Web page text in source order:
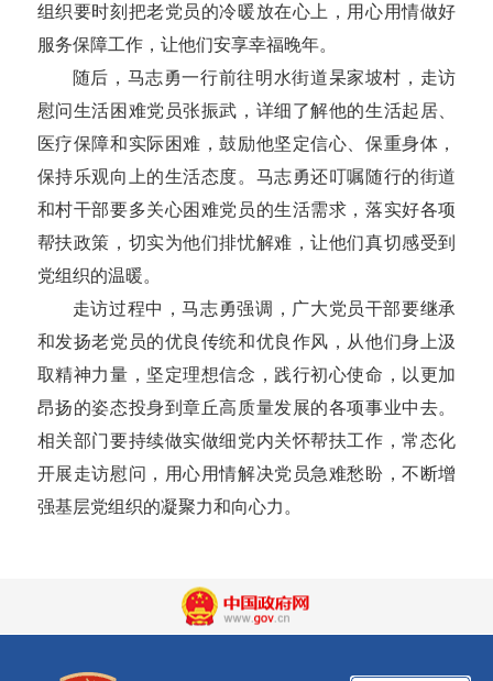
组织要时刻把老党员的冷暖放在心上，用心用情做好
服务保障工作，让他们安享幸福晚年。
随后，马志勇一行前往明水街道杲家坡村，走访
慰问生活困难党员张振武，详细了解他的生活起居、
医疗保障和实际困难，鼓励他坚定信心、保重身体，
保持乐观向上的生活态度。马志勇还叮嘱随行的街道
和村干部要多关心困难党员的生活需求，落实好各项
帮扶政策，切实为他们排忧解难，让他们真切感受到
党组织的温暖。
走访过程中，马志勇强调，广大党员干部要继承
和发扬老党员的优良传统和优良作风，从他们身上汲
取精神力量，坚定理想信念，践行初心使命，以更加
昂扬的姿态投身到章丘高质量发展的各项事业中去。
相关部门要持续做实做细党内关怀帮扶工作，常态化
开展走访慰问，用心用情解决党员急难愁盼，不断增
强基层党组织的凝聚力和向心力。